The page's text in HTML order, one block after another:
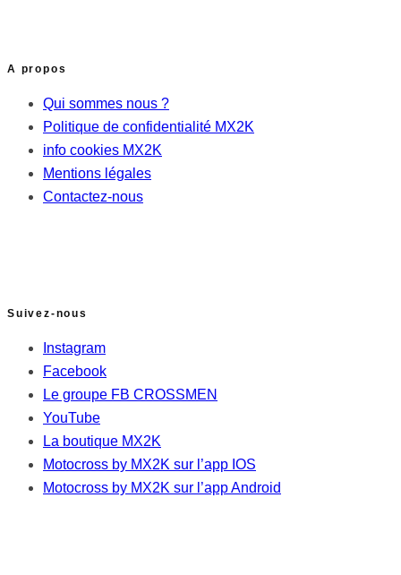
A propos
Qui sommes nous ?
Politique de confidentialité MX2K
info cookies MX2K
Mentions légales
Contactez-nous
Suivez-nous
Instagram
Facebook
Le groupe FB CROSSMEN
YouTube
La boutique MX2K
Motocross by MX2K sur l’app IOS
Motocross by MX2K sur l’app Android